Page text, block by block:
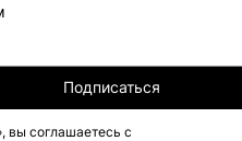
Подписаться
вы соглашаетесь с